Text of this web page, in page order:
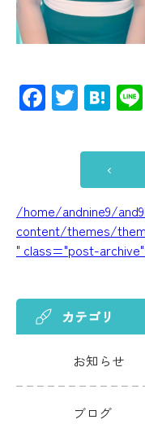
/home/andnine9/
content/themes/
" class="post-
カテゴリ
お知らせ
ブログ